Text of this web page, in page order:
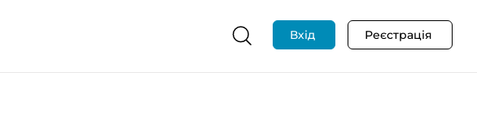
Вхід Реєстрація